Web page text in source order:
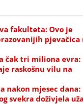
fakulteta: Ovo je
pjevačica
čak tri miliona evra:
raskošnu vilu na
nakon mjesec dana:
svekra doživjela